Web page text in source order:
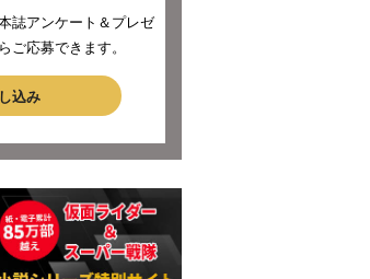
誌アンケート＆プレゼ
ご応募できます。
込み